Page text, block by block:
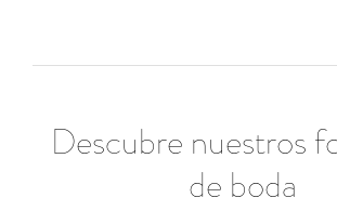
Descubre nuestros
de boda